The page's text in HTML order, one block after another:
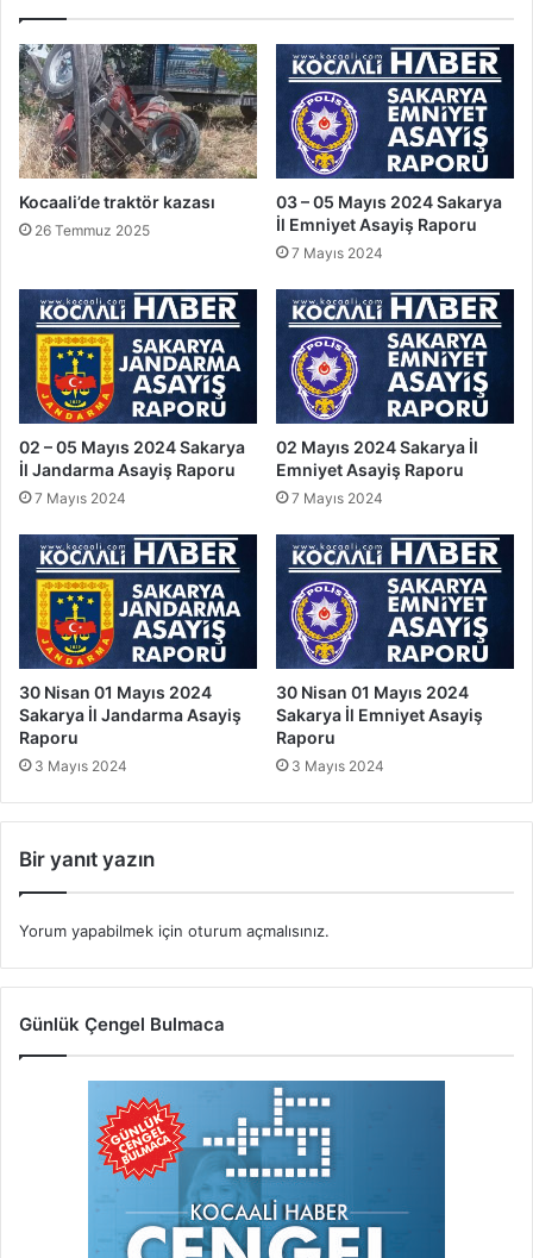
Kocaali’de traktör kazası
26 Temmuz 2025
03 – 05 Mayıs 2024 Sakarya
İl Emniyet Asayiş Raporu
7 Mayıs 2024
02 – 05 Mayıs 2024 Sakarya
İl Jandarma Asayiş Raporu
7 Mayıs 2024
02 Mayıs 2024 Sakarya İl
Emniyet Asayiş Raporu
7 Mayıs 2024
30 Nisan 01 Mayıs 2024
Sakarya İl Jandarma Asayiş
Raporu
3 Mayıs 2024
30 Nisan 01 Mayıs 2024
Sakarya İl Emniyet Asayiş
Raporu
3 Mayıs 2024
Bir yanıt yazın
Yorum yapabilmek için oturum açmalısınız.
Günlük Çengel Bulmaca